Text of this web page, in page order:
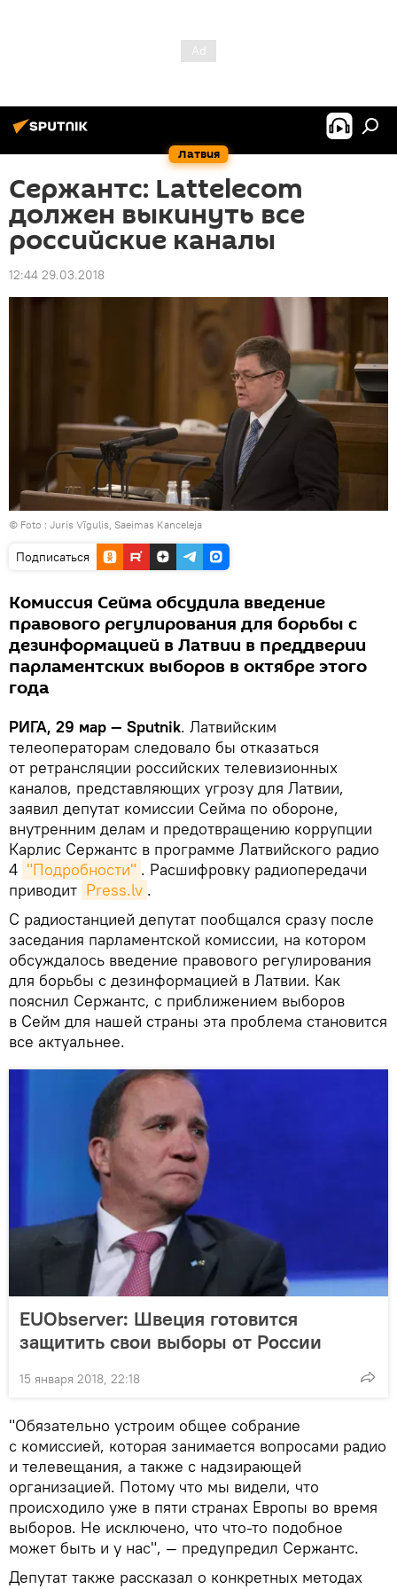
Латвия
Сержантс: Lattelecom
должен выкинуть все
российские каналы
12:44 29.03.2018
© Foto : Juris Vīgulis, Saeimas Kanceleja
Подписаться
Комиссия Сейма обсудила введение
правового регулирования для борьбы с
дезинформацией в Латвии в преддверии
парламентских выборов в октябре этого
года
РИГА, 29 мар — Sputnik. Латвийским
телеоператорам следовало бы отказаться
от ретрансляции российских телевизионных
каналов, представляющих угрозу для Латвии,
заявил депутат комиссии Сейма по обороне,
внутренним делам и предотвращению коррупции
Карлис Сержантс в программе Латвийского радио
4 "Подробности" . Расшифровку радиопередачи
приводит Press.lv .
С радиостанцией депутат пообщался сразу после
заседания парламентской комиссии, на котором
обсуждалось введение правового регулирования
для борьбы с дезинформацией в Латвии. Как
пояснил Сержантс, с приближением выборов
в Сейм для нашей страны эта проблема становится
все актуальнее.
EUObserver: Швеция готовится
защитить свои выборы от России
15 января 2018, 22:18
"Обязательно устроим общее собрание
с комиссией, которая занимается вопросами радио
и телевещания, а также с надзирающей
организацией. Потому что мы видели, что
происходило уже в пяти странах Европы во время
выборов. Не исключено, что что-то подобное
может быть и у нас", — предупредил Сержантс.
Депутат также рассказал о конкретных методах